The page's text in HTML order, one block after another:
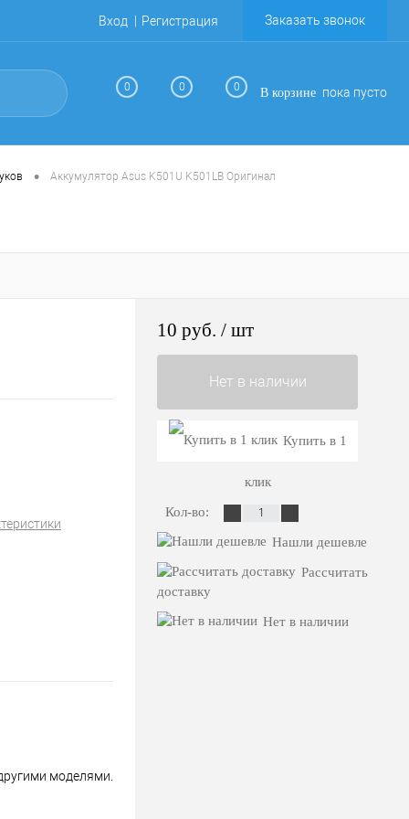
Вход Регистрация Заказать звонок
0 0 0 В корзине пока пусто
• Аккумулятор Asus K501U K501LB Оригинал
моделями.
10 руб. / шт
Нет в наличии
Купить в 1
клик
Кол-во:
Нашли дешевле
Рассчитать
доставку
Нет в наличии